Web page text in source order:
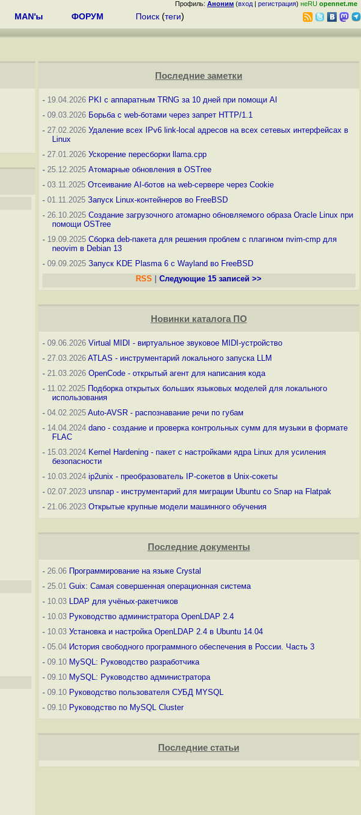
Профиль: Аноним (вход | регистрация) неRU opennet.me
MAN'ы ФОРУМ Поиск (теги)
Последние заметки
- 19.04.2026 PKI с аппаратным TRNG за 10 дней при помощи AI
- 09.03.2026 Борьба с web-ботами через запрет HTTP/1.1
- 27.02.2026 Удаление всех IPv6 link-local адресов на всех сетевых интерфейсах в
Linux
- 27.01.2026 Ускорение пересборки llama.cpp
- 25.12.2025 Атомарные обновления в OSTree
- 03.11.2025 Отсеивание AI-ботов на web-сервере через Cookie
- 01.11.2025 Запуск Linux-контейнеров во FreeBSD
- 26.10.2025 Создание загрузочного атомарно обновляемого образа Oracle Linux при
помощи OSTree
- 19.09.2025 Сборка deb-пакета для решения проблем с плагином nvim-cmp для
neovim в Debian 13
- 09.09.2025 Запуск KDE Plasma 6 с Wayland во FreeBSD
RSS
Следующие 15 записей >>
Новинки каталога ПО
- 09.06.2026 Virtual MIDI - виртуальное звуковое MIDI-устройство
- 27.03.2026 ATLAS - инструментарий локального запуска LLM
- 21.03.2026 OpenCode - открытый агент для написания кода
- 11.02.2025 Подборка открытых больших языковых моделей для локального
использования
- 04.02.2025 Auto-AVSR - распознавание речи по губам
- 14.04.2024 dano - создание и проверка контрольных сумм для музыки в формате
FLAC
- 15.03.2024 Kernel Hardening - пакет с настройками ядра Linux для усиления
безопасности
- 10.03.2024 ip2unix - преобразователь IP-сокетов в Unix-сокеты
- 02.07.2023 unsnap - инструментарий для миграции Ubuntu со Snap на Flatpak
- 21.06.2023 Открытые крупные модели машинного обучения
Последние документы
- 26.06 Программирование на языке Crystal
- 25.01 Guix: Самая совершенная операционная система
- 10.03 LDAP для учёных-ракетчиков
- 10.03 Руководство администратора OpenLDAP 2.4
- 10.03 Установка и настройка OpenLDAP 2.4 в Ubuntu 14.04
- 05.04 История свободного программного обеспечения в России. Часть 3
- 09.10 MySQL: Руководство разработчика
- 09.10 MySQL: Руководство администратора
- 09.10 Руководство пользователя СУБД MYSQL
- 09.10 Руководство по MySQL Cluster
Последние статьи